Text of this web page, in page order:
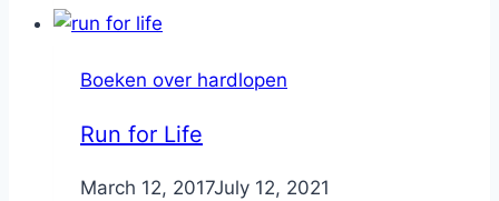
Boeken over hardlopen
Run for Life
ByNicole
March 12, 2017July 12, 2021